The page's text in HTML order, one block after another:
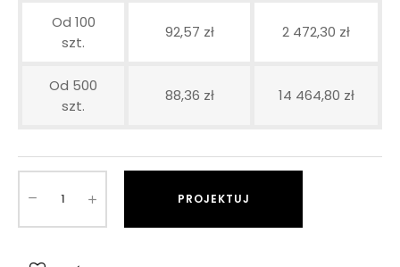
Od 100
szt.
92,57 zł 2 472,30 zł
Od 500
szt.
88,36 zł 14 464,80 zł
PROJEKTUJ